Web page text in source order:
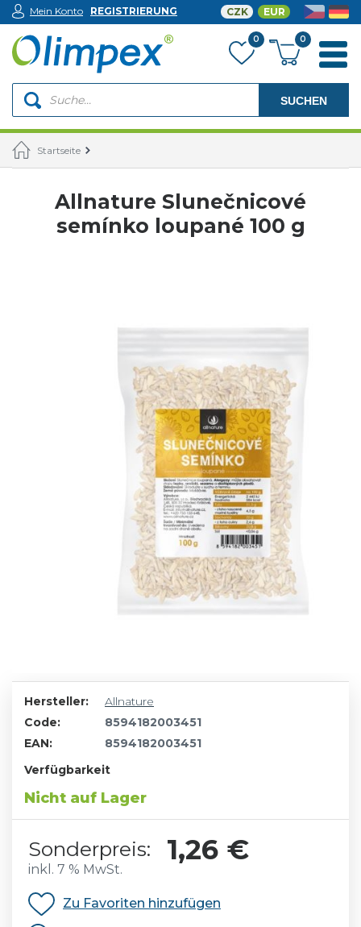
SUCHEN
Mein Konto REGISTRIERUNG
0
CZK EUR
0
Startseite
Allnature Slunečnicové
semínko loupané 100 g
Hersteller:
Allnature
Code:
8594182003451
EAN:
8594182003451
Verfügbarkeit
Nicht auf Lager
Sonderpreis: 1,26 €
inkl. 7 % MwSt.
Zu Favoriten hinzufügen